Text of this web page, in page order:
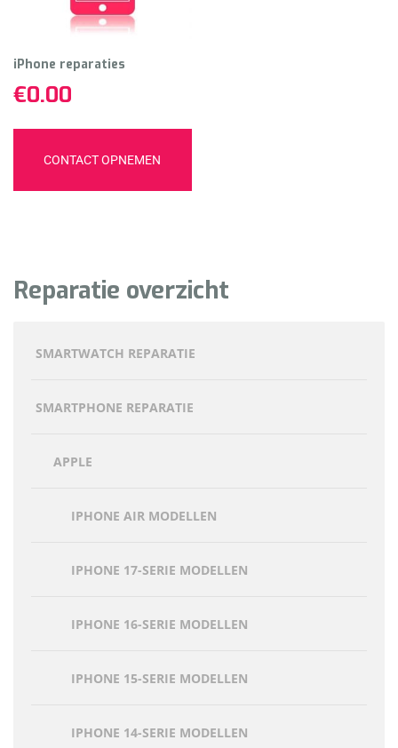
iPhone reparaties
€0.00
CONTACT OPNEMEN
Reparatie overzicht
SMARTWATCH REPARATIE
SMARTPHONE REPARATIE
APPLE
IPHONE AIR MODELLEN
IPHONE 17-SERIE MODELLEN
IPHONE 16-SERIE MODELLEN
IPHONE 15-SERIE MODELLEN
IPHONE 14-SERIE MODELLEN